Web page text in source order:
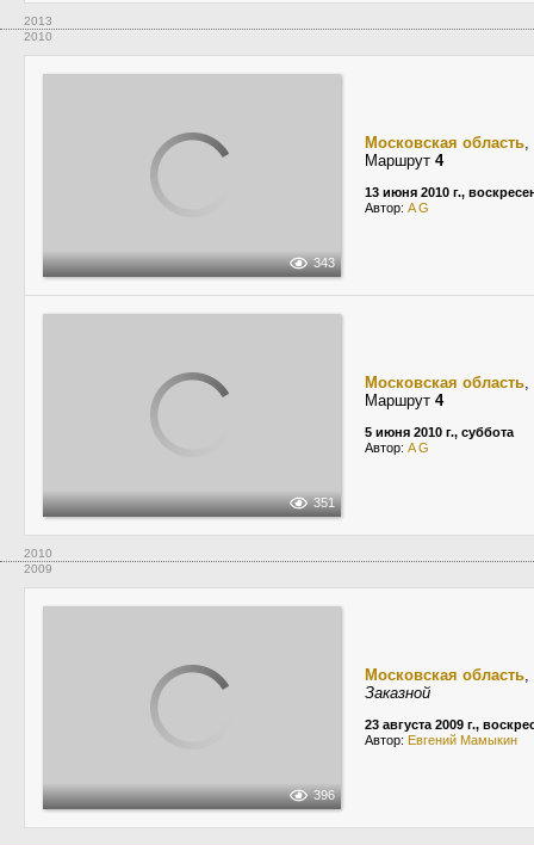
2013
2010
343
Московская область,
Маршрут 4
13 июня 2010 г.,
Автор: A G
351
Московская область,
Маршрут 4
5 июня 2010 г., суббота
Автор: A G
2010
2009
396
Московская область,
Заказной
23 августа 2009 г.,
Автор: Евгений Мамыкин